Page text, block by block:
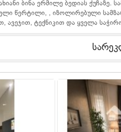
ბინა ერმილე ბედიას
წერტილი, , იზოლირებული
ავეჯით, ტექნიკით და ყველა